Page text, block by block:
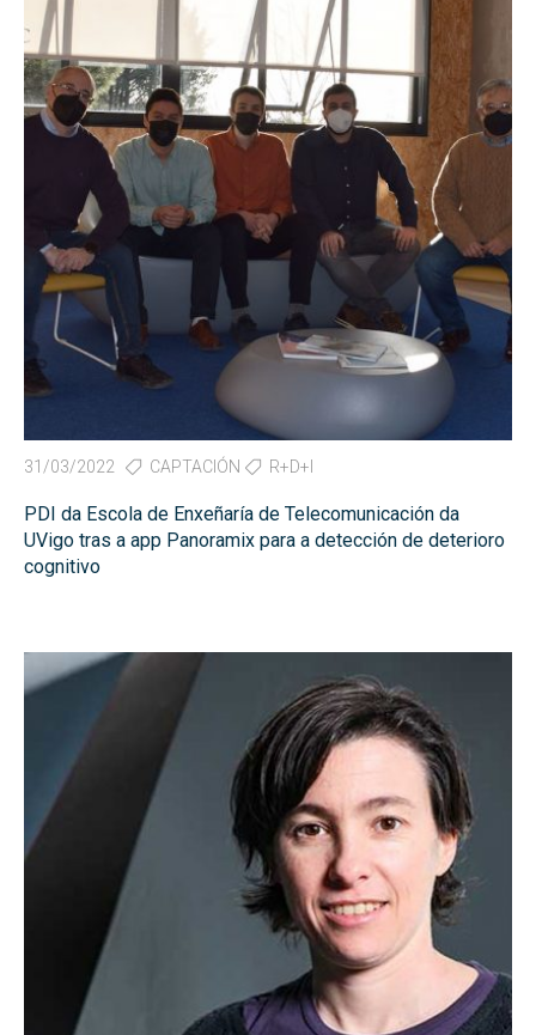
31/03/2022 CAPTACIÓN R+D+I
PDI da Escola de Enxeñaría de Telecomunicación da
UVigo tras a app Panoramix para a detección de deterioro
cognitivo